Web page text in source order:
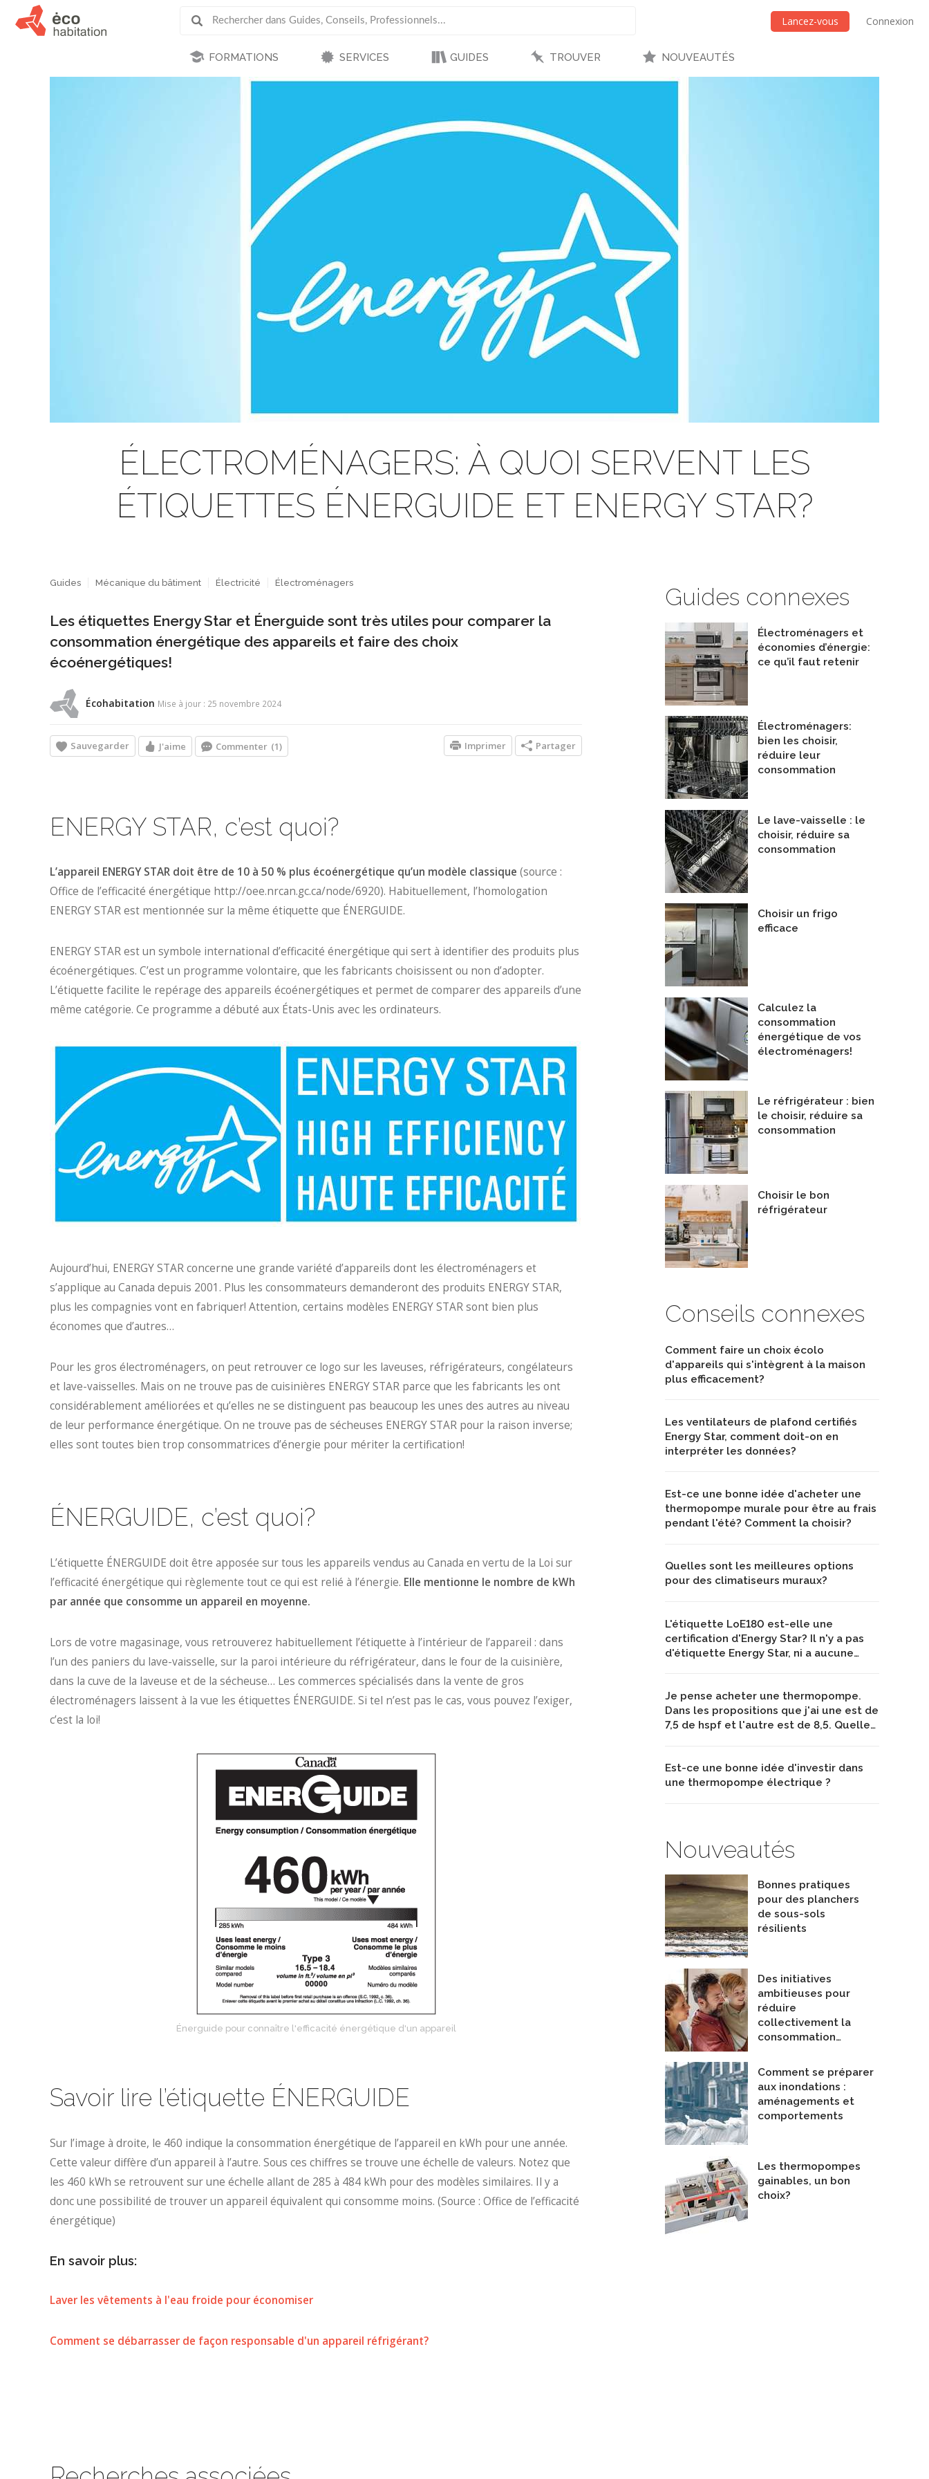
Lancez-vous Connexion
FORMATIONS SERVICES GUIDES TROUVER NOUVEAUTÉS
ÉLECTROMÉNAGERS: À QUOI SERVENT LES
ÉTIQUETTES ÉNERGUIDE ET ENERGY STAR?
Guides connexes
Électroménagers et
économies d’énergie:
ce qu’il faut retenir
Électroménagers:
bien les choisir,
réduire leur
consommation
Le lave-vaisselle : le
choisir, réduire sa
consommation
Choisir un frigo
efficace
Calculez la
consommation
énergétique de vos
électroménagers!
Le réfrigérateur : bien
le choisir, réduire sa
consommation
Choisir le bon
réfrigérateur
Conseils connexes
Comment faire un choix écolo
d'appareils qui s'intègrent à la maison
plus efficacement?
Les ventilateurs de plafond certifiés
Energy Star, comment doit-on en
interpréter les données?
Est-ce une bonne idée d'acheter une
thermopompe murale pour être au frais
pendant l'été? Comment la choisir?
Quelles sont les meilleures options
pour des climatiseurs muraux?
L'étiquette LoE180 est-elle une
certification d'Energy Star? Il n'y a pas
d'étiquette Energy Star, ni a aucune…
Je pense acheter une thermopompe.
Dans les propositions que j'ai une est de
7,5 de hspf et l'autre est de 8,5. Quelle…
Est-ce une bonne idée d'investir dans
une thermopompe électrique ?
Nouveautés
Bonnes pratiques
pour des planchers
de sous-sols
résilients
Des initiatives
ambitieuses pour
réduire
collectivement la
consommation…
Comment se préparer
aux inondations :
aménagements et
comportements
Les thermopompes
gainables, un bon
choix?
Guides Mécanique du bâtiment Électricité Électroménagers
Les étiquettes Energy Star et Énerguide sont très utiles pour comparer la
consommation énergétique des appareils et faire des choix
écoénergétiques!
Écohabitation Mise à jour : 25 novembre 2024
Sauvegarder J'aime Commenter (1) Partager
Imprimer
ENERGY STAR, c’est quoi?
L’appareil ENERGY STAR doit être de 10 à 50 % plus écoénergétique qu’un modèle classique (source :
Office de l’efficacité énergétique http://oee.nrcan.gc.ca/node/6920). Habituellement, l’homologation
ENERGY STAR est mentionnée sur la même étiquette que ÉNERGUIDE.
ENERGY STAR est un symbole international d’efficacité énergétique qui sert à identifier des produits plus
écoénergétiques. C’est un programme volontaire, que les fabricants choisissent ou non d’adopter.
L’étiquette facilite le repérage des appareils écoénergétiques et permet de comparer des appareils d’une
même catégorie. Ce programme a débuté aux États-Unis avec les ordinateurs.
Aujourd’hui, ENERGY STAR concerne une grande variété d’appareils dont les électroménagers et
s’applique au Canada depuis 2001. Plus les consommateurs demanderont des produits ENERGY STAR,
plus les compagnies vont en fabriquer! Attention, certains modèles ENERGY STAR sont bien plus
économes que d’autres…
Pour les gros électroménagers, on peut retrouver ce logo sur les laveuses, réfrigérateurs, congélateurs
et lave-vaisselles. Mais on ne trouve pas de cuisinières ENERGY STAR parce que les fabricants les ont
considérablement améliorées et qu’elles ne se distinguent pas beaucoup les unes des autres au niveau
de leur performance énergétique. On ne trouve pas de sécheuses ENERGY STAR pour la raison inverse;
elles sont toutes bien trop consommatrices d’énergie pour mériter la certification!
ÉNERGUIDE, c’est quoi?
L’étiquette ÉNERGUIDE doit être apposée sur tous les appareils vendus au Canada en vertu de la Loi sur
l’efficacité énergétique qui règlemente tout ce qui est relié à l’énergie. Elle mentionne le nombre de kWh
par année que consomme un appareil en moyenne.
Lors de votre magasinage, vous retrouverez habituellement l’étiquette à l’intérieur de l’appareil : dans
l’un des paniers du lave-vaisselle, sur la paroi intérieure du réfrigérateur, dans le four de la cuisinière,
dans la cuve de la laveuse et de la sécheuse… Les commerces spécialisés dans la vente de gros
électroménagers laissent à la vue les étiquettes ÉNERGUIDE. Si tel n’est pas le cas, vous pouvez l’exiger,
c’est la loi!
Énerguide pour connaître l'efficacité énergétique d'un appareil
Savoir lire l’étiquette ÉNERGUIDE
Sur l’image à droite, le 460 indique la consommation énergétique de l’appareil en kWh pour une année.
Cette valeur diffère d’un appareil à l’autre. Sous ces chiffres se trouve une échelle de valeurs. Notez que
les 460 kWh se retrouvent sur une échelle allant de 285 à 484 kWh pour des modèles similaires. Il y a
donc une possibilité de trouver un appareil équivalent qui consomme moins. (Source : Office de l’efficacité
énergétique)
En savoir plus:
Laver les vêtements à l'eau froide pour économiser
Comment se débarrasser de façon responsable d'un appareil réfrigérant?